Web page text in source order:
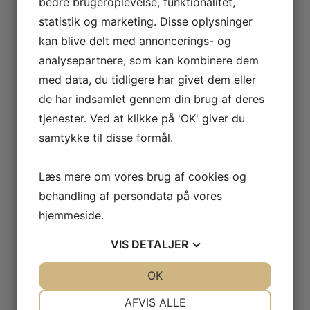
første stakke du køber. Andre tilbyder rabatkoder,
hvis du køber flere stakke ad gangen.
Fodbold og dosering af et
Cutting Stack
Det er vigtigt at huske på, at enCutting Stack
er et “trylleknapp” løsning. Du skal fortsætte med at
bedste resultater. Det anbefales at kigge efter et
stakke, der indeholder oplysninger om fodbold og
dosering på produkttjekkerne eller på butikkens
Det er også vigtigt at huske på, at du følger den
anbefalde dosering for hver produkt i stakken.
statistik og marketing. Disse oplysninger
kan blive delt med annoncerings- og
analysepartnere, som kan kombinere dem
med data, du tidligere har givet dem eller
de har indsamlet gennem din brug af deres
tjenester. Ved at klikke på 'OK' giver du
samtykke til disse formål.
Læs mere om vores brug af cookies og
behandling af persondata på vores
hjemmeside.
VIS DETALJER
AFVIS ALLE
OK